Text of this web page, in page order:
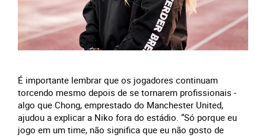
É importante lembrar que os jogadores continuam
torcendo mesmo depois de se tornarem profissionais -
algo que Chong, emprestado do Manchester United,
ajudou a explicar a Niko fora do estádio. “Só porque eu
jogo em um time, não significa que eu não gosto de